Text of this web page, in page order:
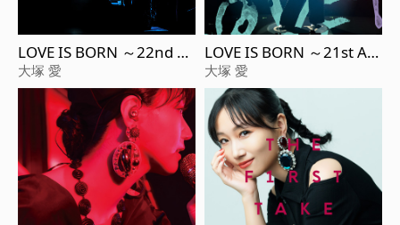
LOVE IS BORN ～22nd A
nniversary 2025～ (Live)
大塚 愛
LOVE IS BORN ～21st An
niversary 2024～ (Live)
大塚 愛